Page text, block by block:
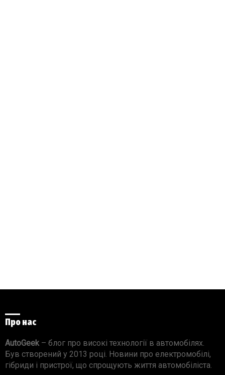
Про нас
AutoGeek– блог про високі технології в автомобілях.
Був створений у 2013 році. Новини про електромобілі,
гібриди і пристрої, що спрощують життя автомобіліста.